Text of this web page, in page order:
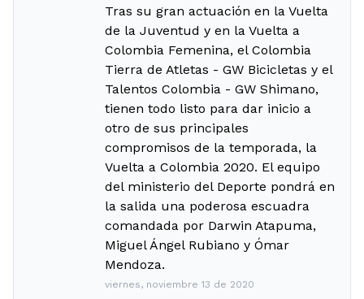
Tras su gran actuación en la Vuelta
de la Juventud y en la Vuelta a
Colombia Femenina, el Colombia
Tierra de Atletas - GW Bicicletas y el
Talentos Colombia - GW Shimano,
tienen todo listo para dar inicio a
otro de sus principales
compromisos de la temporada, la
Vuelta a Colombia 2020. El equipo
del ministerio del Deporte pondrá en
la salida una poderosa escuadra
comandada por Darwin Atapuma,
Miguel Ángel Rubiano y Ómar
Mendoza.
viernes, noviembre 13 de 2020